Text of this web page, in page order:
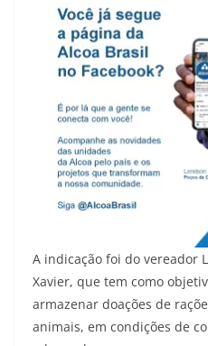
A indicação foi do vereador
Xavier, que tem como
armazenar doações de
animais, em condições de